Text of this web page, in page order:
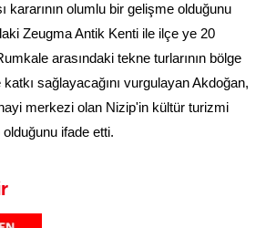
kararının olumlu bir gelişme olduğunu
Zeugma Antik Kenti ile ilçe ye 20
arasındaki tekne turlarının bölge
sağlayacağını vurgulayan Akdoğan,
merkezi olan Nizip'in kültür turizmi
ifade etti.